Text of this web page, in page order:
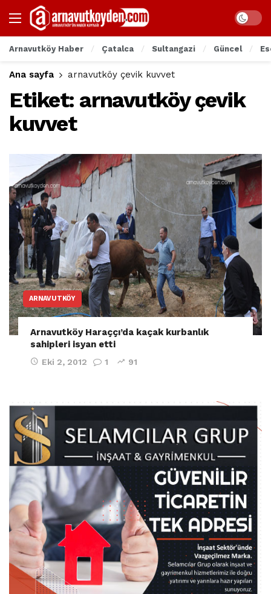
Arnavutköy Haber Çatalca Sultangazi Güncel
Ana sayfa arnavutköy çevik kuvvet
Etiket: arnavutköy çevik
kuvvet
ARNAVUTKÖY
Arnavutköy Haraççı’da kaçak kurbanlık
sahipleri isyan etti
Eki 2, 2012 1 91